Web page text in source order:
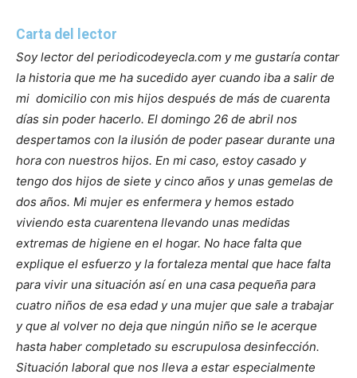
Carta del lector
Soy lector del periodicodeyecla.com y me gustaría contar
la historia que me ha sucedido ayer cuando iba a salir de
mi domicilio con mis hijos después de más de cuarenta
días sin poder hacerlo. El domingo 26 de abril nos
despertamos con la ilusión de poder pasear durante una
hora con nuestros hijos. En mi caso, estoy casado y
tengo dos hijos de siete y cinco años y unas gemelas de
dos años. Mi mujer es enfermera y hemos estado
viviendo esta cuarentena llevando unas medidas
extremas de higiene en el hogar. No hace falta que
explique el esfuerzo y la fortaleza mental que hace falta
para vivir una situación así en una casa pequeña para
cuatro niños de esa edad y una mujer que sale a trabajar
y que al volver no deja que ningún niño se le acerque
hasta haber completado su escrupulosa desinfección.
Situación laboral que nos lleva a estar especialmente